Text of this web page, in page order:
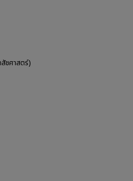
ชศาสตร์)